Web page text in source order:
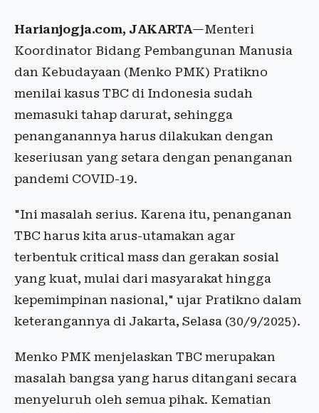
Harianjogja.com, JAKARTA—Menteri
Koordinator Bidang Pembangunan Manusia
dan Kebudayaan (Menko PMK) Pratikno
menilai kasus TBC di Indonesia sudah
memasuki tahap darurat, sehingga
penanganannya harus dilakukan dengan
keseriusan yang setara dengan penanganan
pandemi COVID-19.
"Ini masalah serius. Karena itu, penanganan
TBC harus kita arus-utamakan agar
terbentuk critical mass dan gerakan sosial
yang kuat, mulai dari masyarakat hingga
kepemimpinan nasional," ujar Pratikno dalam
keterangannya di Jakarta, Selasa (30/9/2025).
Menko PMK menjelaskan TBC merupakan
masalah bangsa yang harus ditangani secara
menyeluruh oleh semua pihak. Kematian